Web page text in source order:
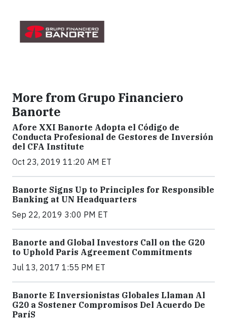
More from Grupo Financiero
Banorte
Afore XXI Banorte Adopta el Código de
Conducta Profesional de Gestores de Inversión
del CFA Institute
Oct 23, 2019 11:20 AM ET
Banorte Signs Up to Principles for Responsible
Banking at UN Headquarters
Sep 22, 2019 3:00 PM ET
Banorte and Global Investors Call on the G20
to Uphold Paris Agreement Commitments
Jul 13, 2017 1:55 PM ET
Banorte E Inversionistas Globales Llaman Al
G20 a Sostener Compromisos Del Acuerdo De
ParíS